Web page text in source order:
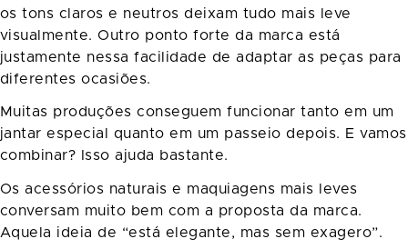
os tons claros e neutros deixam tudo mais leve
visualmente. Outro ponto forte da marca está
justamente nessa facilidade de adaptar as peças para
diferentes ocasiões.
Muitas produções conseguem funcionar tanto em um
jantar especial quanto em um passeio depois. E vamos
combinar? Isso ajuda bastante.
Os acessórios naturais e maquiagens mais leves
conversam muito bem com a proposta da marca.
Aquela ideia de “está elegante, mas sem exagero”.